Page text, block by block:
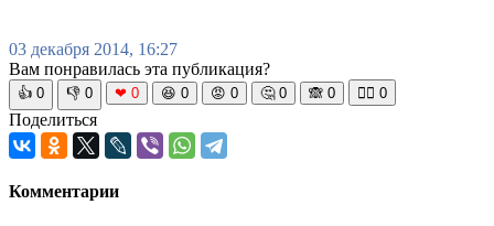
03 декабря 2014, 16:27
Вам понравилась эта публикация?
👍 0 👎 0 ❤ 0 😆 0 😡 0 🤔 0 🙈 0 🧘‍♀️ 0
Поделиться
Комментарии